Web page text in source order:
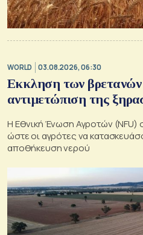
WORLD 03.08.2026, 06:30
Εκκληση των βρετανών
αντιμετώπιση της
Η Εθνική Ένωση Αγροτών (NFU)
ώστε οι αγρότες να
αποθήκευση νερού